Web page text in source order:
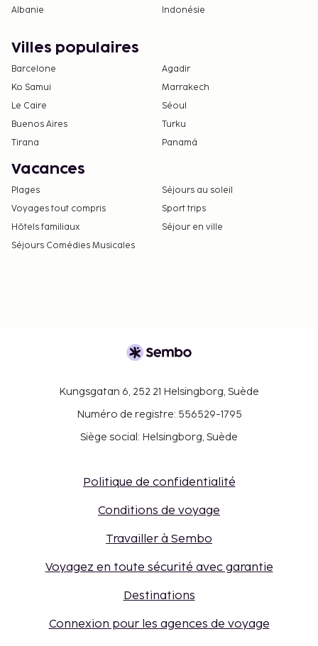
Albanie
Indonésie
Villes populaires
Barcelone
Agadir
Ko Samui
Marrakech
Le Caire
Séoul
Buenos Aires
Turku
Tirana
Panamá
Vacances
Plages
Séjours au soleil
Voyages tout compris
Sport trips
Hôtels familiaux
Séjour en ville
Séjours Comédies Musicales
Kungsgatan 6, 252 21 Helsingborg, Suède
Numéro de registre: 556529-1795
Siège social: Helsingborg, Suède
Politique de confidentialité
Conditions de voyage
Travailler à Sembo
Voyagez en toute sécurité avec garantie
Destinations
Connexion pour les agences de voyage